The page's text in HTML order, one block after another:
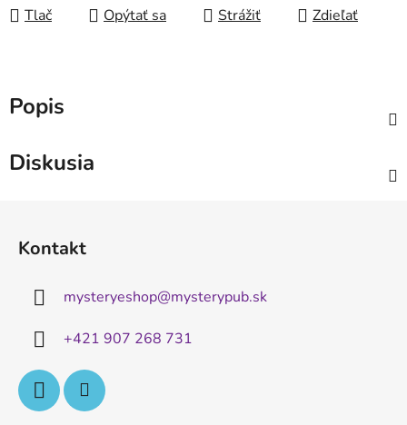
Tlač Opýtať sa Strážiť Zdieľať
Popis
Diskusia
Kontakt
mysteryeshop@mysterypub.sk
+421 907 268 731